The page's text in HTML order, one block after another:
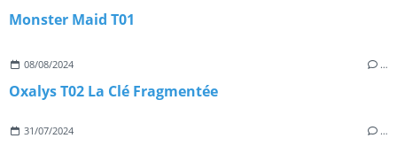
Monster Maid T01
08/08/2024 …
Oxalys T02 La Clé Fragmentée
31/07/2024 …